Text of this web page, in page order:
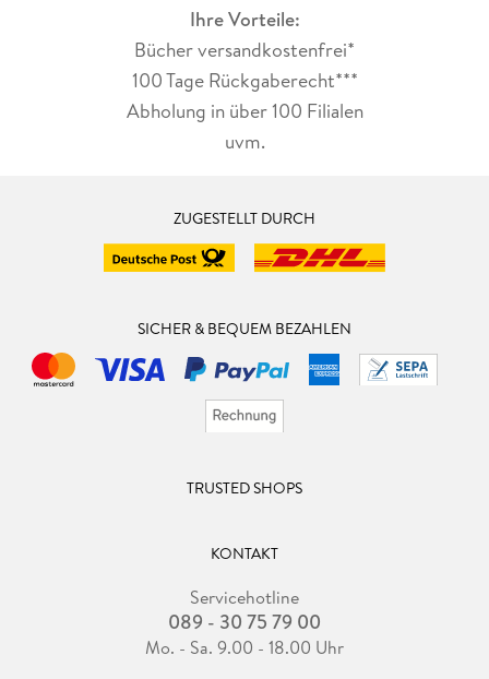
Ihre Vorteile:
Bücher versandkostenfrei*
100 Tage Rückgaberecht***
Abholung in über 100 Filialen
uvm.
ZUGESTELLT DURCH
SICHER & BEQUEM BEZAHLEN
TRUSTED SHOPS
KONTAKT
Servicehotline
089 - 30 75 79 00
Mo. - Sa. 9.00 - 18.00 Uhr